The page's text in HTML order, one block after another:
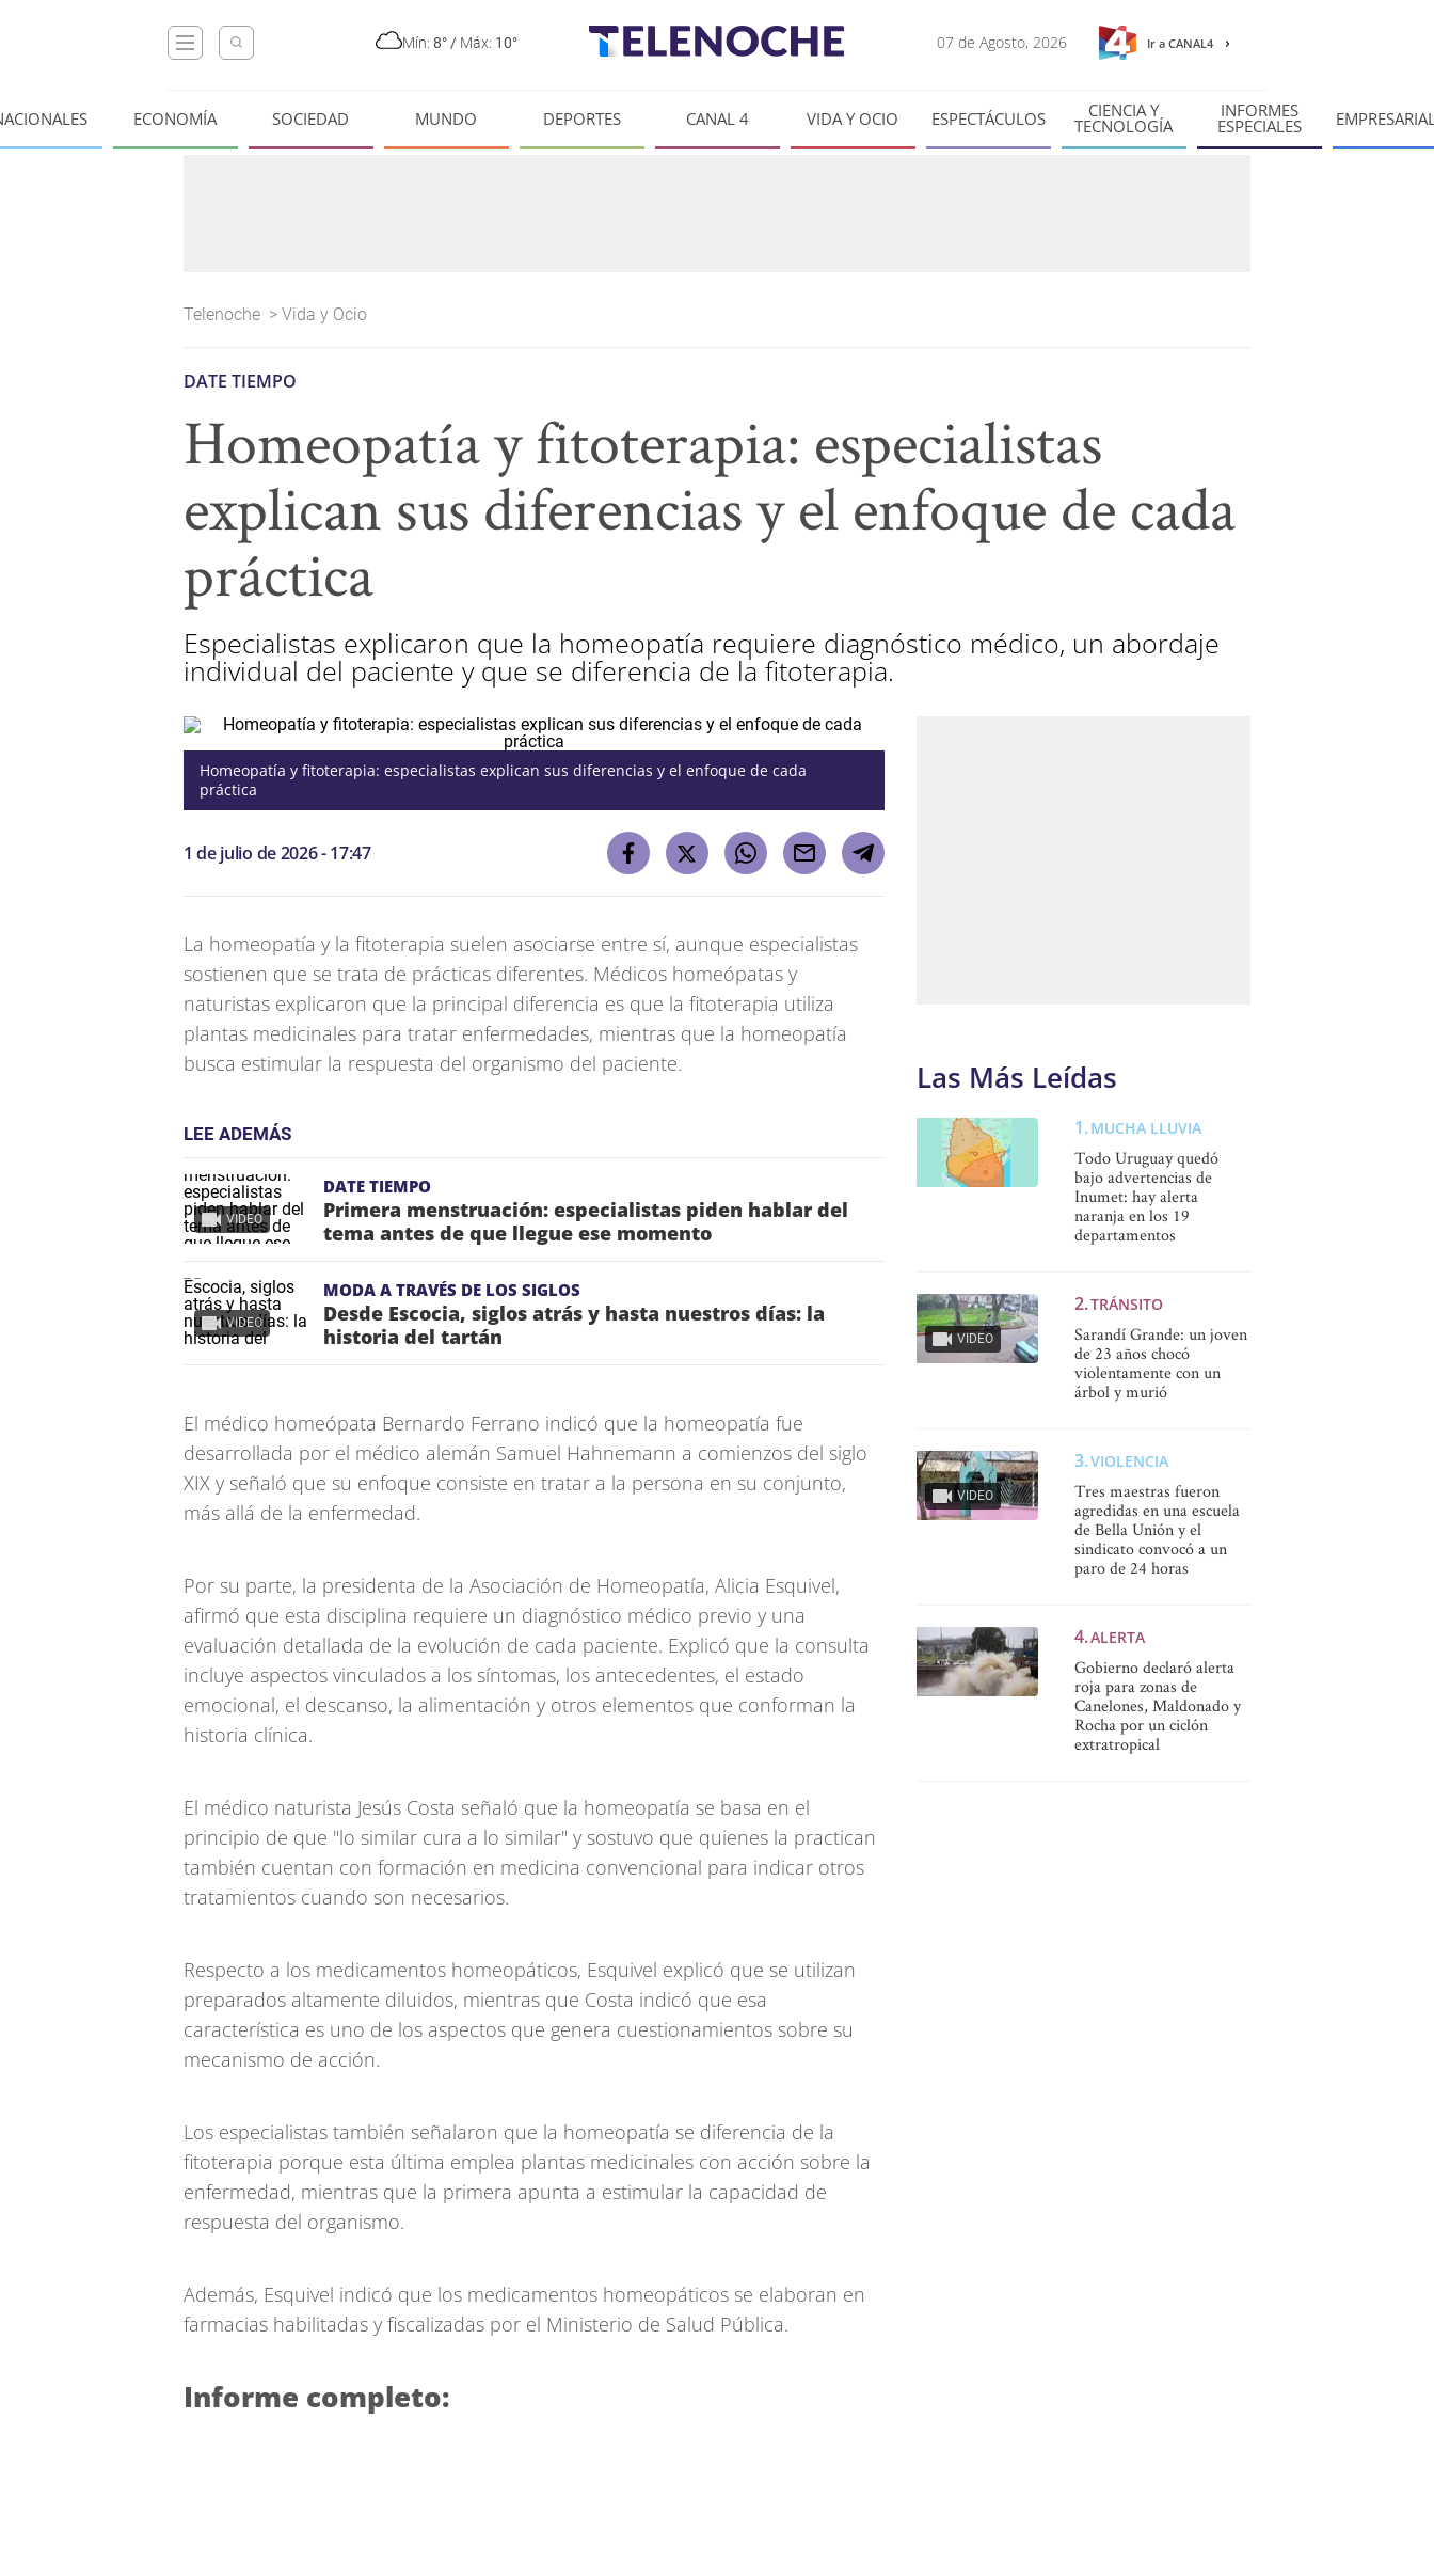
Mín: 8° / Máx: 10° 07 de Agosto, 2026 Ir a CANAL4
ECONOMÍA SOCIEDAD MUNDO DEPORTES CANAL 4 VIDA Y OCIO ESPECTÁCULOS CIENCIA Y
TECNOLOGÍA
INFORMES
ESPECIALES
Telenoche > Vida y Ocio
DATE TIEMPO
Homeopatía y fitoterapia: especialistas
explican sus diferencias y el enfoque de cada
práctica
Especialistas explicaron que la homeopatía requiere diagnóstico médico, un abordaje
individual del paciente y que se diferencia de la fitoterapia.
Homeopatía y fitoterapia: especialistas explican sus diferencias y el enfoque de cada
práctica
1 de julio de 2026 - 17:47
La homeopatía y la fitoterapia suelen asociarse entre sí, aunque especialistas
sostienen que se trata de prácticas diferentes. Médicos homeópatas y
naturistas explicaron que la principal diferencia es que la fitoterapia utiliza
plantas medicinales para tratar enfermedades, mientras que la homeopatía
busca estimular la respuesta del organismo del paciente.
LEE ADEMÁS
VIDEO
DATE TIEMPO
Primera menstruación: especialistas piden hablar del
tema antes de que llegue ese momento
VIDEO
MODA A TRAVÉS DE LOS SIGLOS
Desde Escocia, siglos atrás y hasta nuestros días: la
historia del tartán
El médico homeópata Bernardo Ferrano indicó que la homeopatía fue
desarrollada por el médico alemán Samuel Hahnemann a comienzos del siglo
XIX y señaló que su enfoque consiste en tratar a la persona en su conjunto,
más allá de la enfermedad.
Por su parte, la presidenta de la Asociación de Homeopatía, Alicia Esquivel,
afirmó que esta disciplina requiere un diagnóstico médico previo y una
evaluación detallada de la evolución de cada paciente. Explicó que la consulta
incluye aspectos vinculados a los síntomas, los antecedentes, el estado
emocional, el descanso, la alimentación y otros elementos que conforman la
historia clínica.
El médico naturista Jesús Costa señaló que la homeopatía se basa en el
principio de que "lo similar cura a lo similar" y sostuvo que quienes la practican
también cuentan con formación en medicina convencional para indicar otros
tratamientos cuando son necesarios.
Respecto a los medicamentos homeopáticos, Esquivel explicó que se utilizan
preparados altamente diluidos, mientras que Costa indicó que esa
característica es uno de los aspectos que genera cuestionamientos sobre su
mecanismo de acción.
Los especialistas también señalaron que la homeopatía se diferencia de la
fitoterapia porque esta última emplea plantas medicinales con acción sobre la
enfermedad, mientras que la primera apunta a estimular la capacidad de
respuesta del organismo.
Además, Esquivel indicó que los medicamentos homeopáticos se elaboran en
farmacias habilitadas y fiscalizadas por el Ministerio de Salud Pública.
Informe completo:
Las Más Leídas
MUCHA LLUVIA
Todo Uruguay quedó
bajo advertencias de
Inumet: hay alerta
naranja en los 19
departamentos
VIDEO
TRÁNSITO
Sarandí Grande: un joven
de 23 años chocó
violentamente con un
árbol y murió
VIDEO
VIOLENCIA
Tres maestras fueron
agredidas en una escuela
de Bella Unión y el
sindicato convocó a un
paro de 24 horas
ALERTA
Gobierno declaró alerta
roja para zonas de
Canelones, Maldonado y
Rocha por un ciclón
extratropical